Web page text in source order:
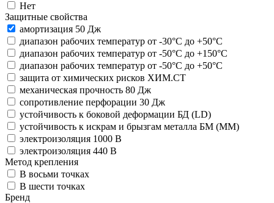
Нет
Защитные свойства
амортизация 50 Дж
диапазон рабочих температур от -30°С до +50°С
диапазон рабочих температур от -50°С до +150°С
диапазон рабочих температур от -50°С до +50°С
защита от химических рисков ХИМ.СТ
механическая прочность 80 Дж
сопротивление перфорации 30 Дж
устойчивость к боковой деформации БД (LD)
устойчивость к искрам и брызгам металла БМ (ММ)
электроизоляция 1000 В
электроизоляция 440 В
Метод крепления
В восьми точках
В шести точках
Бренд